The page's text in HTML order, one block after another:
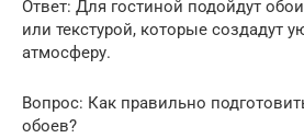
Ответ: Для гостиной подойдут
или текстурой, которые создадут
атмосферу.
Вопрос: Как правильно
обоев?